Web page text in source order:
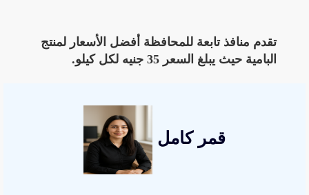
تقدم منافذ تابعة للمحافظة أفضل الأسعار لمنتج
البامية حيث يبلغ السعر 35 جنيه لكل كيلو.
قمر كامل